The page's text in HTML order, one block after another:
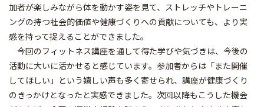
加者が楽しみながら体を動かす姿を見て、ストレッチやトレーニ
ングの持つ社会的価値や健康づくりへの貢献についても、より実
感を持って捉えることができました。
今回のフィットネス講座を通して得た学びや気づきは、今後の
活動に大いに活かせると感じています。参加者からは「また開催
してほしい」という嬉しい声も多く寄せられ、講座が健康づくり
のきっかけとなったと実感できました。次回以降もこうした機会